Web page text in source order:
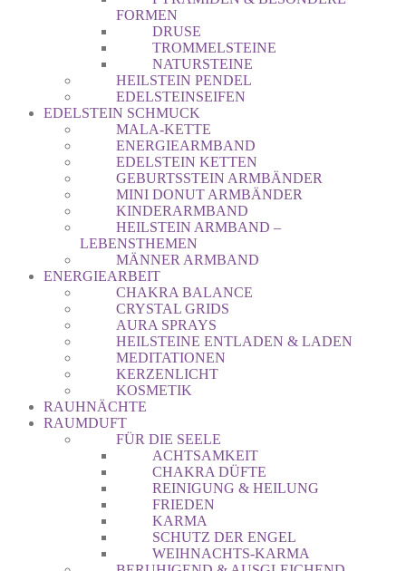
FORMEN
DRUSE
TROMMELSTEINE
NATURSTEINE
HEILSTEIN PENDEL
EDELSTEINSEIFEN
EDELSTEIN SCHMUCK
MALA-KETTE
ENERGIEARMBAND
EDELSTEIN KETTEN
GEBURTSSTEIN ARMBÄNDER
MINI DONUT ARMBÄNDER
KINDERARMBAND
HEILSTEIN ARMBAND –
LEBENSTHEMEN
MÄNNER ARMBAND
ENERGIEARBEIT
CHAKRA BALANCE
CRYSTAL GRIDS
AURA SPRAYS
HEILSTEINE ENTLADEN & LADEN
MEDITATIONEN
KERZENLICHT
KOSMETIK
RAUHNÄCHTE
RAUMDUFT
FÜR DIE SEELE
ACHTSAMKEIT
CHAKRA DÜFTE
REINIGUNG & HEILUNG
FRIEDEN
KARMA
SCHUTZ DER ENGEL
WEIHNACHTS-KARMA